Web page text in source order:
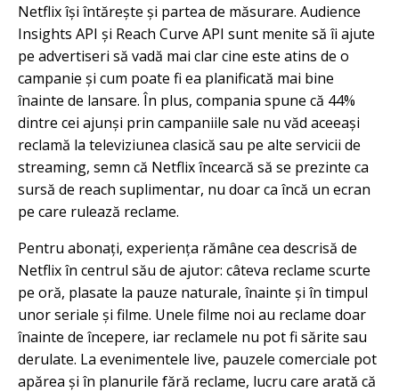
Netflix își întărește și partea de măsurare. Audience
Insights API și Reach Curve API sunt menite să îi ajute
pe advertiseri să vadă mai clar cine este atins de o
campanie și cum poate fi ea planificată mai bine
înainte de lansare. În plus, compania spune că 44%
dintre cei ajunși prin campaniile sale nu văd aceeași
reclamă la televiziunea clasică sau pe alte servicii de
streaming, semn că Netflix încearcă să se prezinte ca
sursă de reach suplimentar, nu doar ca încă un ecran
pe care rulează reclame.
Pentru abonați, experiența rămâne cea descrisă de
Netflix în centrul său de ajutor: câteva reclame scurte
pe oră, plasate la pauze naturale, înainte și în timpul
unor seriale și filme. Unele filme noi au reclame doar
înainte de începere, iar reclamele nu pot fi sărite sau
derulate. La evenimentele live, pauzele comerciale pot
apărea și în planurile fără reclame, lucru care arată că